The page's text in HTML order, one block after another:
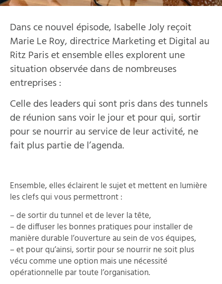
Dans ce nouvel épisode, Isabelle Joly reçoit
Marie Le Roy, directrice Marketing et Digital au
Ritz Paris et ensemble elles explorent une
situation observée dans de nombreuses
entreprises :
Celle des leaders qui sont pris dans des tunnels
de réunion sans voir le jour et pour qui, sortir
pour se nourrir au service de leur activité, ne
fait plus partie de l’agenda.
Ensemble, elles éclairent le sujet et mettent en lumière
les clefs qui vous permettront :
– de sortir du tunnel et de lever la tête,
– de diffuser les bonnes pratiques pour installer de
manière durable l’ouverture au sein de vos équipes,
– et pour qu’ainsi, sortir pour se nourrir ne soit plus
vécu comme une option mais une nécessité
opérationnelle par toute l’organisation.